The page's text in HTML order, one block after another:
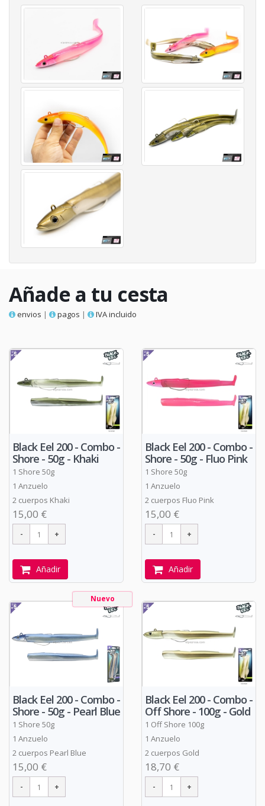
Añade a tu cesta
envios | pagos | IVA incluido
Black Eel 200 - Combo -
Shore - 50g - Khaki
1 Shore 50g
1 Anzuelo
2 cuerpos Khaki
15,00 €
Añadir
Black Eel 200 - Combo -
Shore - 50g - Fluo Pink
1 Shore 50g
1 Anzuelo
2 cuerpos Fluo Pink
15,00 €
Añadir
Nuevo
Black Eel 200 - Combo -
Shore - 50g - Pearl Blue
1 Shore 50g
1 Anzuelo
2 cuerpos Pearl Blue
15,00 €
Black Eel 200 - Combo -
Off Shore - 100g - Gold
1 Off Shore 100g
1 Anzuelo
2 cuerpos Gold
18,70 €